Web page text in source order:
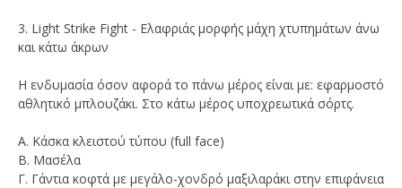
3. Light Strike Fight - Ελαφριάς μορφής μάχη χτυπημάτων άνω
και κάτω άκρων
Η ενδυμασία όσον αφορά το πάνω μέρος είναι με: εφαρμοστό
αθλητικό μπλουζάκι. Στο κάτω μέρος υποχρεωτικά σόρτς.
Α. Κάσκα κλειστού τύπου (full face)
Β. Μασέλα
Γ. Γάντια κοφτά με μεγάλο-χονδρό μαξιλαράκι στην επιφάνεια